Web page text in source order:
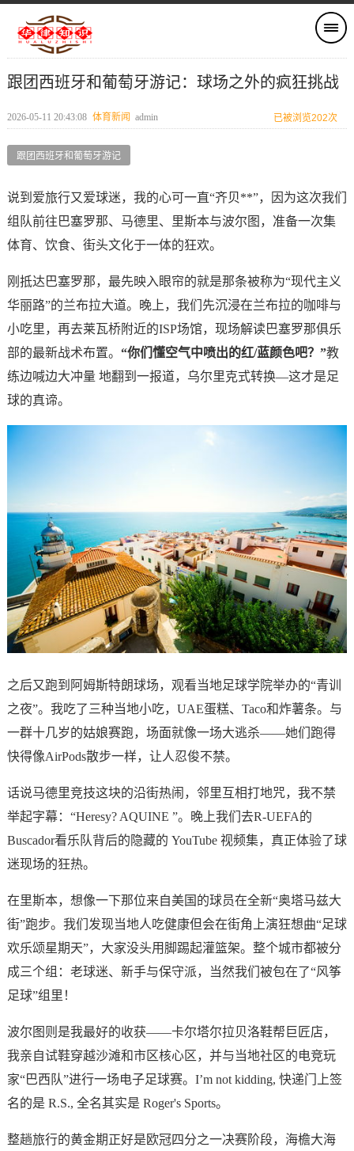
跟团西班牙和葡萄牙游记：球场之外的疯狂挑战
2026-05-11 20:43:08 体育新闻 admin 已被浏览202次
跟团西班牙和葡萄牙游记
说到爱旅行又爱球迷，我的心可一直“齐贝**”，因为这次我们
组队前往巴塞罗那、马德里、里斯本与波尔图，准备一次集
体育、饮食、街头文化于一体的狂欢。
刚抵达巴塞罗那，最先映入眼帘的就是那条被称为“现代主义
华丽路”的兰布拉大道。晚上，我们先沉浸在兰布拉的咖啡与
小吃里，再去莱瓦桥附近的ISP场馆，现场解读巴塞罗那俱乐
部的最新战术布置。 “你们懂空气中喷出的红/蓝颜色吧？”教
练边喊边大冲量 地翻到一报道，乌尔里克式转换—这才是足
球的真谛。
之后又跑到阿姆斯特朗球场，观看当地足球学院举办的“青训
之夜”。我吃了三种当地小吃，UAE蛋糕、Taco和炸薯条。与
一群十几岁的姑娘赛跑，场面就像一场大逃杀——她们跑得
快得像AirPods散步一样，让人忍俊不禁。
话说马德里竞技这块的沿街热闹，邻里互相打地咒，我不禁
举起字幕：“Heresy? AQUINE ”。晚上我们去R-UEFA的
Buscador看乐队背后的隐藏的 YouTube 视频集，真正体验了球
迷现场的狂热。
在里斯本，想像一下那位来自美国的球员在全新“奥塔马兹大
街”跑步。我们发现当地人吃健康但会在街角上演狂想曲“足球
欢乐颂星期天”，大家没头用脚踢起灌篮架。整个城市都被分
成三个组：老球迷、新手与保守派，当然我们被包在了“风筝
足球”组里！
波尔图则是我最好的收获——卡尔塔尔拉贝洛鞋帮巨匠店，
我亲自试鞋穿越沙滩和市区核心区，并与当地社区的电竞玩
家“巴西队”进行一场电子足球赛。I’m not kidding, 快递门上签
名的是 R.S., 全名其实是 Roger's Sports。
整趟旅行的黄金期正好是欧冠四分之一决赛阶段，海檐大海